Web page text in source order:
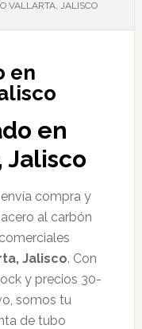
VALLARTA, JALISCO
en
en
Jalisco
compra y
al carbón
Jalisco. Con
y precios 30-
somos tu
de tubo